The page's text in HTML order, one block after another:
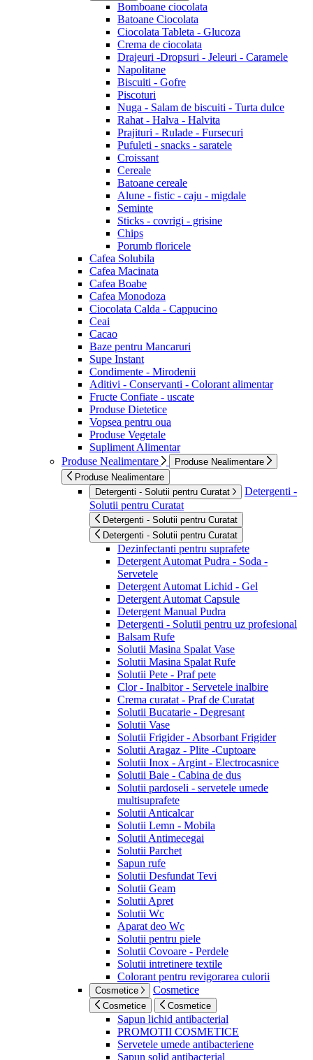
Bomboane ciocolata
Batoane Ciocolata
Ciocolata Tableta - Glucoza
Crema de ciocolata
Drajeuri -Dropsuri - Jeleuri - Caramele
Napolitane
Biscuiti - Gofre
Piscoturi
Nuga - Salam de biscuiti - Turta dulce
Rahat - Halva - Halvita
Prajituri - Rulade - Fursecuri
Pufuleti - snacks - saratele
Croissant
Cereale
Batoane cereale
Alune - fistic - caju - migdale
Seminte
Sticks - covrigi - grisine
Chips
Porumb floricele
Cafea Solubila
Cafea Macinata
Cafea Boabe
Cafea Monodoza
Ciocolata Calda - Cappucino
Ceai
Cacao
Baze pentru Mancaruri
Supe Instant
Condimente - Mirodenii
Aditivi - Conservanti - Colorant alimentar
Fructe Confiate - uscate
Produse Dietetice
Vopsea pentru oua
Produse Vegetale
Supliment Alimentar
Produse Nealimentare
Produse Nealimentare
Produse Nealimentare
Detergenti - Solutii pentru Curatat
Detergenti -
Solutii pentru Curatat
Detergenti - Solutii pentru Curatat
Detergenti - Solutii pentru Curatat
Dezinfectanti pentru suprafete
Detergent Automat Pudra - Soda -
Servetele
Detergent Automat Lichid - Gel
Detergent Automat Capsule
Detergent Manual Pudra
Detergenti - Solutii pentru uz profesional
Balsam Rufe
Solutii Masina Spalat Vase
Solutii Masina Spalat Rufe
Solutii Pete - Praf pete
Clor - Inalbitor - Servetele inalbire
Crema curatat - Praf de Curatat
Solutii Bucatarie - Degresant
Solutii Vase
Solutii Frigider - Absorbant Frigider
Solutii Aragaz - Plite -Cuptoare
Solutii Inox - Argint - Electrocasnice
Solutii Baie - Cabina de dus
Solutii pardoseli - servetele umede
multisuprafete
Solutii Anticalcar
Solutii Lemn - Mobila
Solutii Antimecegai
Solutii Parchet
Sapun rufe
Solutii Desfundat Tevi
Solutii Geam
Solutii Apret
Solutii Wc
Aparat deo Wc
Solutii pentru piele
Solutii Covoare - Perdele
Solutii intretinere textile
Colorant pentru revigorarea culorii
Cosmetice Cosmetice
Cosmetice Cosmetice
Sapun lichid antibacterial
PROMOTII COSMETICE
Servetele umede antibacteriene
Sapun solid antibacterial